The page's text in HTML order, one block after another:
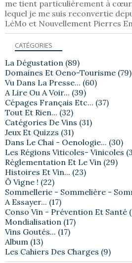
me tient particulièrement à
lequel je me suis reconvertie
LèMo et Nouvellement Pierres
CATÉGORIES
La Dégustation (89)
Domaines Et Oeno-Tourisme (79)
Vu Dans La Presse... (60)
A Lire Ou A Voir... (39)
Cépages Français Etc... (37)
Tout Et Rien... (32)
Catégories De Vins (31)
Jeux Et Quizzs (31)
Dans Le Chai - Oenologie... (30)
Les Régions Viticoles- Vinicoles
Règlementation Et Le Vin (29)
Histoires Et Vin... (23)
Ô Vigne ! (22)
Sommellerie - Sommelière -
A Essayer... (17)
Conso Vin - Prévention Et Santé
Mondialisation (17)
Vins Goutés... (17)
Album (13)
Les Cahiers Des Charges (9)